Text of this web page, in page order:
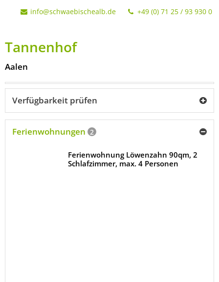
info@schwaebischealb.de +49 (0) 71 25 / 93 930 0
Tannenhof
Aalen
Verfügbarkeit prüfen
Ferienwohnungen 2
Ferienwohnung Löwenzahn 90qm, 2
Schlafzimmer, max. 4 Personen